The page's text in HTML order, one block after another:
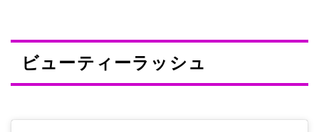
ビューティーラッシュ